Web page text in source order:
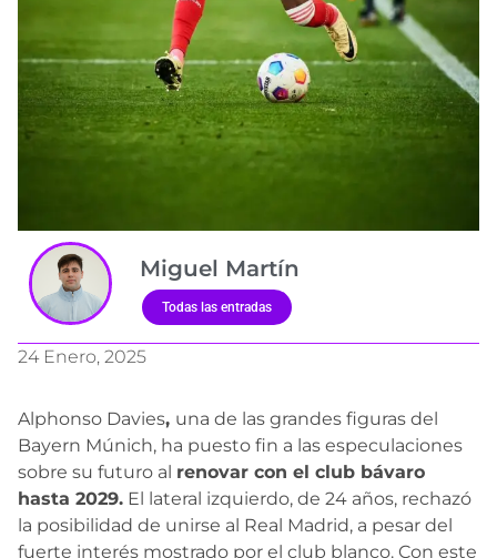
Miguel Martín
Todas las entradas
24 Enero, 2025
Alphonso Davies, una de las grandes figuras del
Bayern Múnich, ha puesto fin a las especulaciones
sobre su futuro al renovar con el club bávaro
hasta 2029. El lateral izquierdo, de 24 años, rechazó
la posibilidad de unirse al Real Madrid, a pesar del
fuerte interés mostrado por el club blanco. Con este